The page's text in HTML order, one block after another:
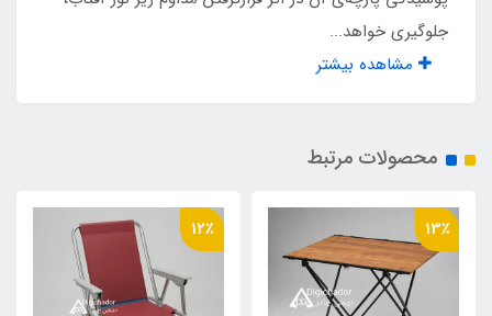
پک پلمپ شده وکیوم
دارد
دوخت صنعتی کفی
دارد
جلوگیری خواهد...
مشاهده بیشتر
محصولات مرتبط
13٪ 12٪